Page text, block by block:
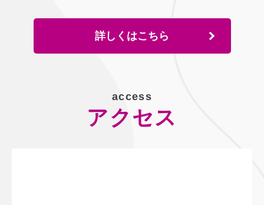
詳しくはこちら
access
アクセス